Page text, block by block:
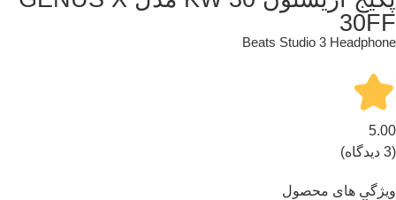
30FF
Beats Studio 3 Headphone
5.00
(3 دیدگاه)
ویژگی های محصول